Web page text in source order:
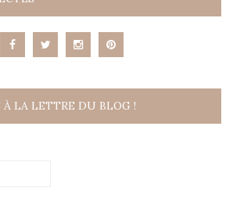
LA LETTRE DU BLOG !